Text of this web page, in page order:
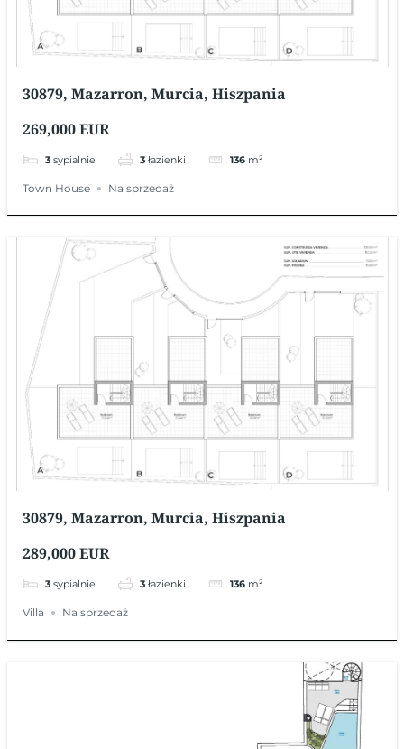
30879, Mazarron, Murcia, Hiszpania
269,000 EUR
3 sypialnie 3 łazienki 136 m²
Town House Na sprzedaż
30879, Mazarron, Murcia, Hiszpania
289,000 EUR
3 sypialnie 3 łazienki 136 m²
Villa Na sprzedaż